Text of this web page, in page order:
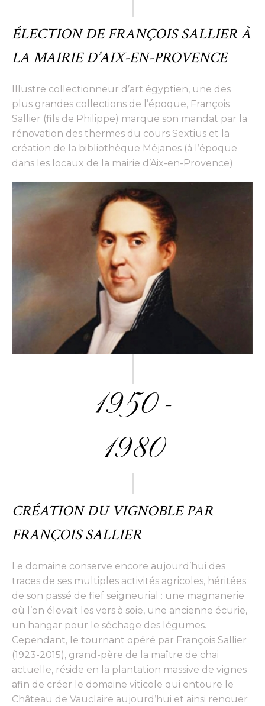
ÉLECTION DE FRANÇOIS SALLIER À
LA MAIRIE D’AIX-EN-PROVENCE
Illustre collectionneur d’art égyptien, une des
plus grandes collections de l’époque, François
Sallier (fils de Philippe) marque son mandat par la
rénovation des thermes du cours Sextius et la
création de la bibliothèque Méjanes (à l’époque
dans les locaux de la mairie d’Aix-en-Provence)
1950 -
1980
CRÉATION DU VIGNOBLE PAR
FRANÇOIS SALLIER
Le domaine conserve encore aujourd’hui des
traces de ses multiples activités agricoles, héritées
de son passé de fief seigneurial : une magnanerie
où l’on élevait les vers à soie, une ancienne écurie,
un hangar pour le séchage des légumes.
Cependant, le tournant opéré par François Sallier
(1923-2015), grand-père de la maître de chai
actuelle, réside en la plantation massive de vignes
afin de créer le domaine viticole qui entoure le
Château de Vauclaire aujourd’hui et ainsi renouer